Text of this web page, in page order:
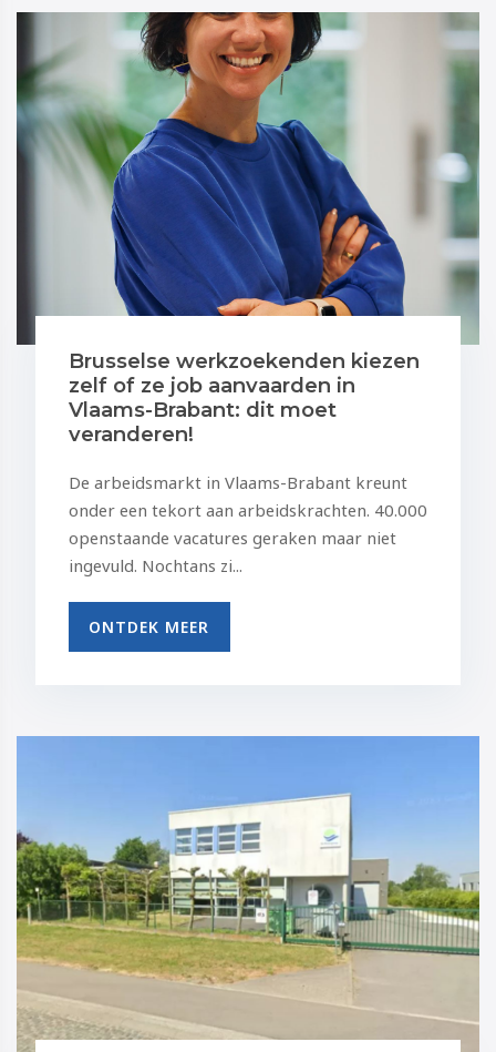
Brusselse werkzoekenden kiezen
zelf of ze job aanvaarden in
Vlaams-Brabant: dit moet
veranderen!
De arbeidsmarkt in Vlaams-Brabant kreunt
onder een tekort aan arbeidskrachten. 40.000
openstaande vacatures geraken maar niet
ingevuld. Nochtans zi...
ONTDEK MEER